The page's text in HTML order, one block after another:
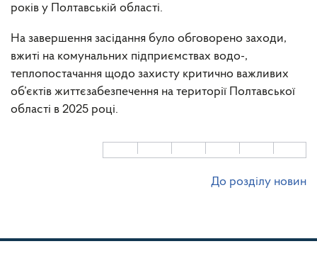
років у Полтавській області.
На завершення засідання було обговорено заходи,
вжиті на комунальних підприємствах водо-,
теплопостачання щодо захисту критично важливих
об’єктів життєзабезпечення на території Полтавської
області в 2025 році.
До розділу новин